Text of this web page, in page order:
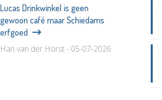
Lucas Drinkwinkel is geen
gewoon café maar Schiedams
erfgoed
Han van der Horst - 05-07-2026